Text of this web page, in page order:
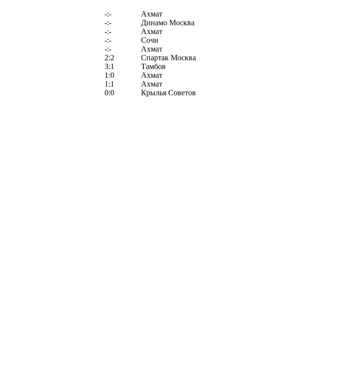
-:-
Ахмат
-:-
Динамо Москва
-:-
Ахмат
-:-
Сочи
-:-
Ахмат
2:2
Спартак Москва
3:1
Тамбов
1:0
Ахмат
1:1
Ахмат
0:0
Крылья Советов